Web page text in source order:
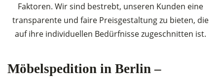
Faktoren. Wir sind bestrebt, unseren Kunden eine
transparente und faire Preisgestaltung zu bieten, die
auf ihre individuellen Bedürfnisse zugeschnitten ist.
Möbelspedition in Berlin –